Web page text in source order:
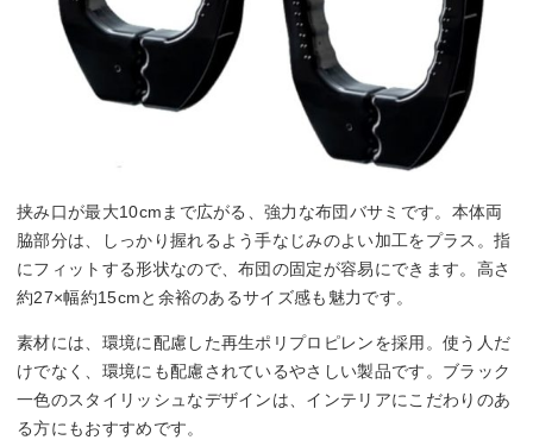
挟み口が最大10cmまで広がる、強力な布団バサミです。本体両
脇部分は、しっかり握れるよう手なじみのよい加工をプラス。指
にフィットする形状なので、布団の固定が容易にできます。高さ
約27×幅約15cmと余裕のあるサイズ感も魅力です。
素材には、環境に配慮した再生ポリプロピレンを採用。使う人だ
けでなく、環境にも配慮されているやさしい製品です。ブラック
一色のスタイリッシュなデザインは、インテリアにこだわりのあ
る方にもおすすめです。